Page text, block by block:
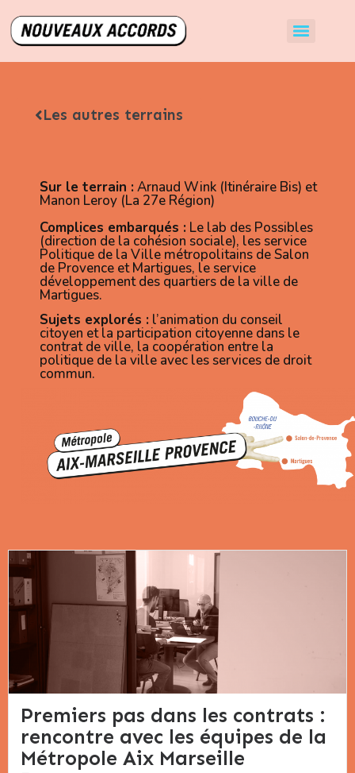
Les autres terrains
Sur le terrain : Arnaud Wink (Itinéraire Bis) et
Manon Leroy (La 27e Région)
Complices embarqués : Le lab des Possibles
(direction de la cohésion sociale), les service
Politique de la Ville métropolitains de Salon
de Provence et Martigues, le service
développement des quartiers de la ville de
Martigues.
Sujets explorés : l’animation du conseil
citoyen et la participation citoyenne dans le
contrat de ville, la coopération entre la
politique de la ville avec les services de droit
commun.
Premiers pas dans les contrats :
rencontre avec les équipes de la
Métropole Aix Marseille